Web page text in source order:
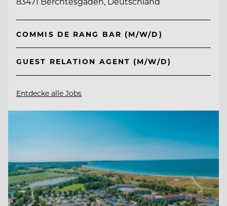
COMMIS DE RANG BAR (M/W/D)
GUEST RELATION AGENT (M/W/D)
Entdecke alle Jobs